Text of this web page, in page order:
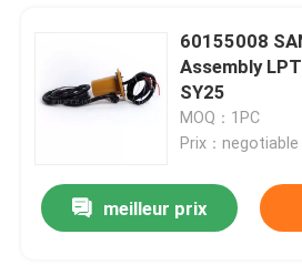
60155008
Assembly
SY25
MOQ：1PC
Prix：negotiable
meilleur prix